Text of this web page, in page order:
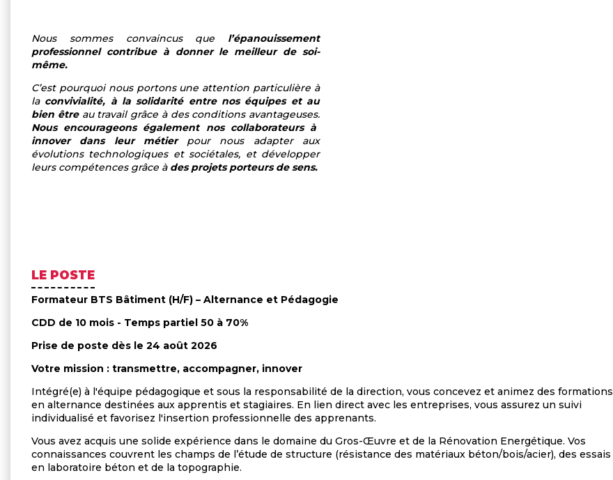
Nous sommes convaincus que l’épanouissement
professionnel contribue à donner le meilleur de soi-
même.
C’est pourquoi nous portons une attention particulière à
la convivialité, à la solidarité entre nos équipes et au
bien être au travail grâce à des conditions avantageuses.
Nous encourageons également nos collaborateurs à
innover dans leur métier pour nous adapter aux
évolutions technologiques et sociétales, et développer
leurs compétences grâce à des projets porteurs de sens.
LE POSTE
Formateur BTS Bâtiment (H/F) – Alternance et Pédagogie
CDD de 10 mois - Temps partiel 50 à 70%
Prise de poste dès le 24 août 2026
Votre mission : transmettre, accompagner, innover
Intégré(e) à l'équipe pédagogique et sous la responsabilité de la direction, vous concevez et animez des formations
en alternance destinées aux apprentis et stagiaires. En lien direct avec les entreprises, vous assurez un suivi
individualisé et favorisez l'insertion professionnelle des apprenants.
Vous avez acquis une solide expérience dans le domaine du Gros-Œuvre et de la Rénovation Energétique. Vos
connaissances couvrent les champs de l’étude de structure (résistance des matériaux béton/bois/acier), des essais
en laboratoire béton et de la topographie.